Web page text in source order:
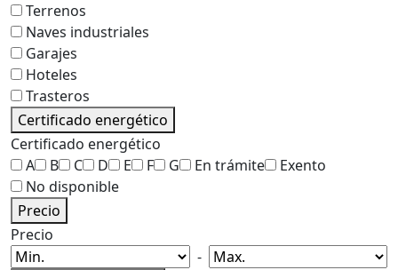
Terrenos
Naves industriales
Garajes
Hoteles
Trasteros
Certificado energético
Certificado energético
A
B C D E F G En trámite
Exento
No disponible
Precio
Precio
-